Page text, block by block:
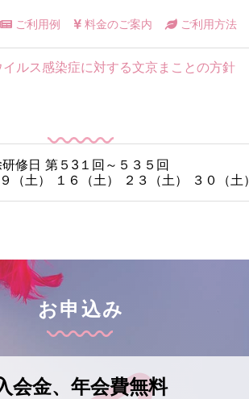
ご利用例 料金のご案内 ご利用方法
ルス感染症に対する文京まことの方針
修日 第５3１回～５３５回
（土） １６（土） ２３（土） ３０（土）
お申込み
会金、年会費無料